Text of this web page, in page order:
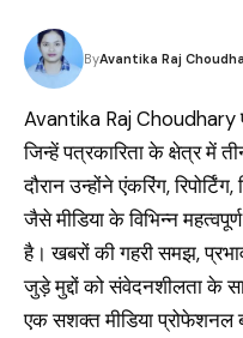
ByAvantika Raj
Avantika Raj Choudhary
जिन्हें पत्रकारिता के क्षेत्र में
दौरान उन्होंने एंकरिंग,
जैसे मीडिया के विभिन्न
है। खबरों की गहरी समझ,
जुड़े मुद्दों को संवेदनशीलता के
एक सशक्त मीडिया प्रोफेशनल